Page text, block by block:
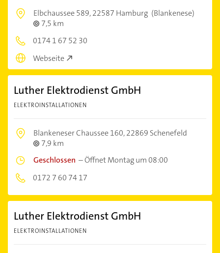
Elbchaussee 589,22587 Hamburg (Blankenese)
7,5 km
0174 1 67 52 30
Webseite
Luther Elektrodienst GmbH
ELEKTROINSTALLATIONEN
Blankeneser Chaussee 160,22869 Schenefeld
7,9 km
Geschlossen –Öffnet Montag um 08:00
0172 7 60 74 17
Luther Elektrodienst GmbH
ELEKTROINSTALLATIONEN